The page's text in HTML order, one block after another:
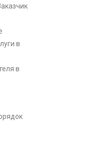
в
в